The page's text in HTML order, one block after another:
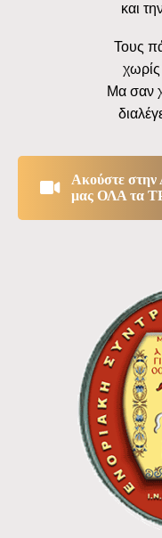
και
Τους
χωρίς
Μα σαν
Ακούστε στην
μας ΟΛΑ τα